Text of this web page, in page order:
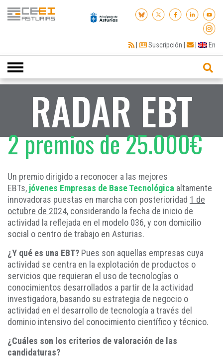
| Suscripción | | En
Toggle
navigation
RADAR EBT
2 premios de 25.000€
Un premio dirigido a reconocer a las mejores
EBTs, jóvenes Empresas de Base Tecnológica altamente
innovadoras puestas en marcha con posterioridad 1 de
octubre de 2024, considerando la fecha de inicio de
actividad la reflejada en el modelo 036, y con domicilio
social o centro de trabajo en Asturias.
¿Y qué es una EBT? Pues son aquellas empresas cuya
actividad se centra en la explotación de productos o
servicios que requieran el uso de tecnologías o
conocimientos desarrollados a partir de la actividad
investigadora, basando su estrategia de negocio o
actividad en el desarrollo de tecnología a través del
dominio intensivo del conocimiento científico y técnico.
¿Cuáles son los criterios de valoración de las
candidaturas?